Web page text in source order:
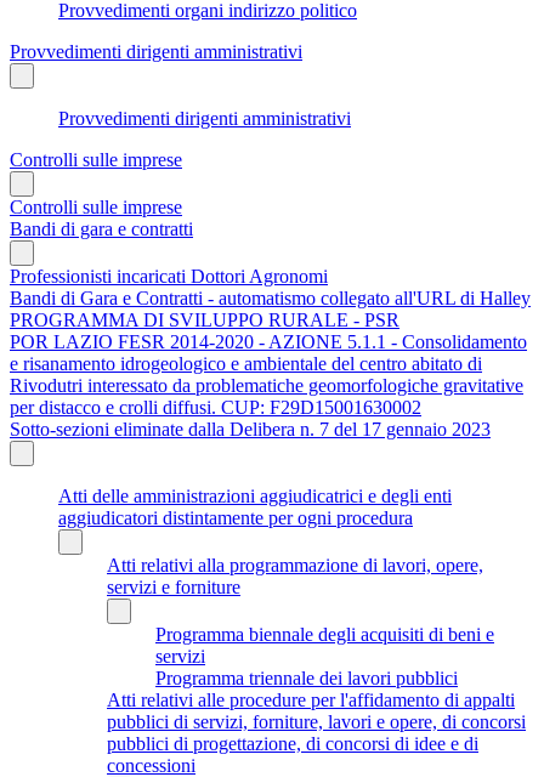
Provvedimenti organi indirizzo politico
Provvedimenti dirigenti amministrativi
Provvedimenti dirigenti amministrativi
Controlli sulle imprese
Controlli sulle imprese
Bandi di gara e contratti
Professionisti incaricati Dottori Agronomi
Bandi di Gara e Contratti - automatismo collegato all'URL di Halley
PROGRAMMA DI SVILUPPO RURALE - PSR
POR LAZIO FESR 2014-2020 - AZIONE 5.1.1 - Consolidamento
e risanamento idrogeologico e ambientale del centro abitato di
Rivodutri interessato da problematiche geomorfologiche gravitative
per distacco e crolli diffusi. CUP: F29D15001630002
Sotto-sezioni eliminate dalla Delibera n. 7 del 17 gennaio 2023
Atti delle amministrazioni aggiudicatrici e degli enti
aggiudicatori distintamente per ogni procedura
Atti relativi alla programmazione di lavori, opere,
servizi e forniture
Programma biennale degli acquisiti di beni e
servizi
Programma triennale dei lavori pubblici
Atti relativi alle procedure per l'affidamento di appalti
pubblici di servizi, forniture, lavori e opere, di concorsi
pubblici di progettazione, di concorsi di idee e di
concessioni